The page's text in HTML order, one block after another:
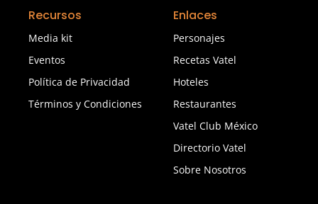
Recursos
Media kit
Eventos
Política de Privacidad
Términos y Condiciones
Enlaces
Personajes
Recetas Vatel
Hoteles
Restaurantes
Vatel Club México
Directorio Vatel
Sobre Nosotros